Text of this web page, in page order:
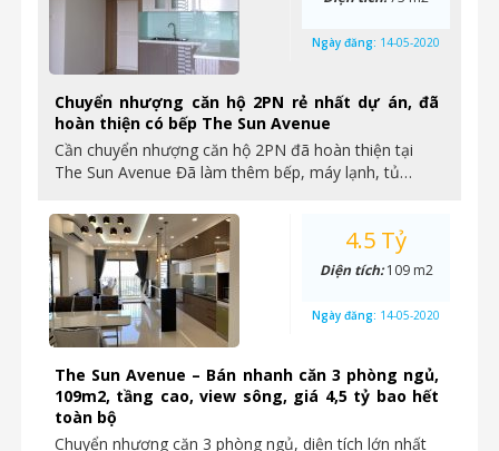
Chuyển nhượng căn hộ 2PN rẻ nhất dự án, đã
hoàn thiện có bếp The Sun Avenue
Cần chuyển nhượng căn hộ 2PN đã hoàn thiện tại
The Sun Avenue Đã làm thêm bếp, máy lạnh, tủ…
Ngày đăng: 14-05-2020
The Sun Avenue – Bán nhanh căn 3 phòng ngủ,
109m2, tầng cao, view sông, giá 4,5 tỷ bao hết
toàn bộ
Chuyển nhượng căn 3 phòng ngủ, diện tích lớn nhất
4.5 Tỷ
Diện tích:109 m2
Ngày đăng: 14-05-2020